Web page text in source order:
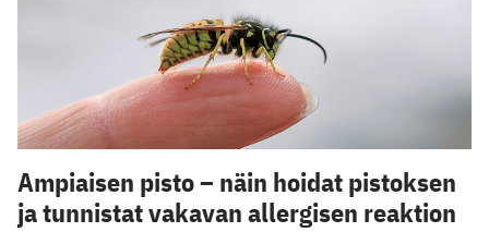
Ampiaisen pisto – näin hoidat pistoksen
ja tunnistat vakavan allergisen reaktion